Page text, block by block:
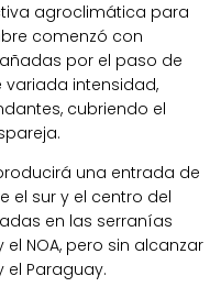
agroclimática para
comenzó con
por el paso de
intensidad,
cubriendo el
una entrada de
el sur y el centro del
en las serranías
NOA, pero sin alcanzar
el Paraguay.